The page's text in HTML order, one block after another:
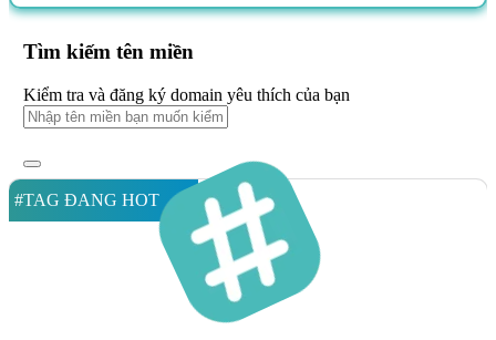
Tìm kiếm tên miền
Kiểm tra và đăng ký domain yêu thích của bạn
#TAG ĐANG HOT